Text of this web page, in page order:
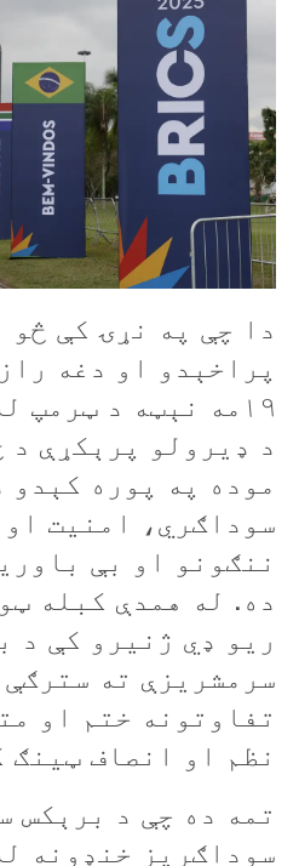
دا چې په نړۍ کې څو
پراخېدو او دغه
۱۹مه نېټه د ټرمپ
موده په پوره کېدو
سوداګري، امنيت
ننګونو او بې
ده. له همدې کبله
ريو ډي ژنيرو کې د
سرمشريزې ته
تفاوتونه ختم او
نظم او انصاف ټينګ
تمه ده چې د برېکس
سوداګريز خنډونه